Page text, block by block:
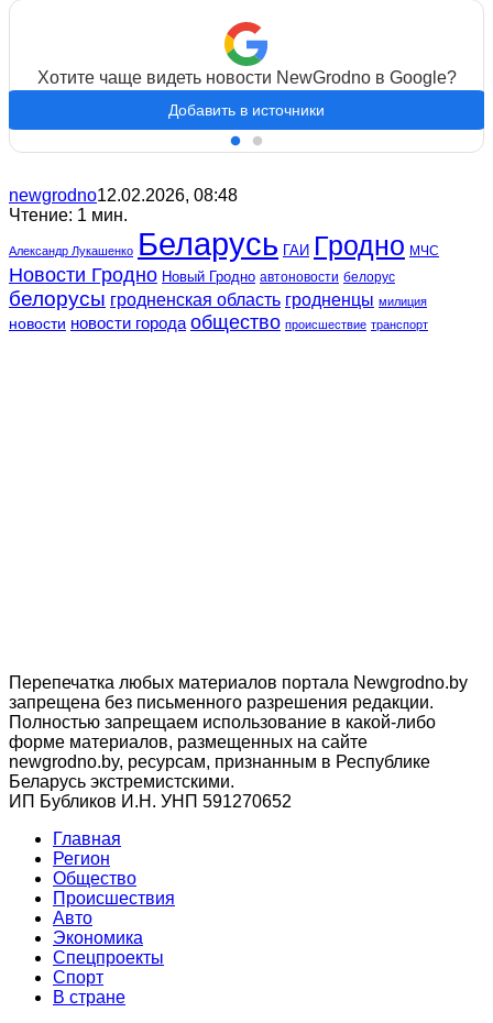
Хотите чаще видеть новости NewGrodno в Google?
Добавить в источники
newgrodno12.02.2026, 08:48
Чтение: 1 мин.
Александр Лукашенко Беларусь ГАИ Гродно МЧС
Новости Гродно Новый Гродно автоновости белорус
белорусы гродненская область гродненцы милиция
новости новости города общество происшествие транспорт
Перепечатка любых материалов портала Newgrodno.by
запрещена без письменного разрешения редакции.
Полностью запрещаем использование в какой-либо
форме материалов, размещенных на сайте
newgrodno.by, ресурсам, признанным в Республике
Беларусь экстремистскими.
ИП Бубликов И.Н. УНП 591270652
Главная
Регион
Общество
Происшествия
Авто
Экономика
Спецпроекты
Cпорт
В стране